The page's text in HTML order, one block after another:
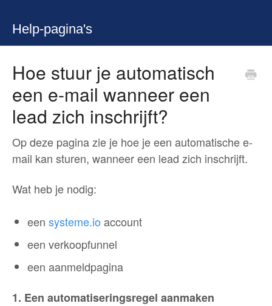
Help-pagina's
Hoe stuur je automatisch
een e-mail wanneer een
lead zich inschrijft?
Op deze pagina zie je hoe je een automatische e-
mail kan sturen, wanneer een lead zich inschrijft.
Wat heb je nodig:
een systeme.io account
een verkoopfunnel
een aanmeldpagina
1. Een automatiseringsregel aanmaken